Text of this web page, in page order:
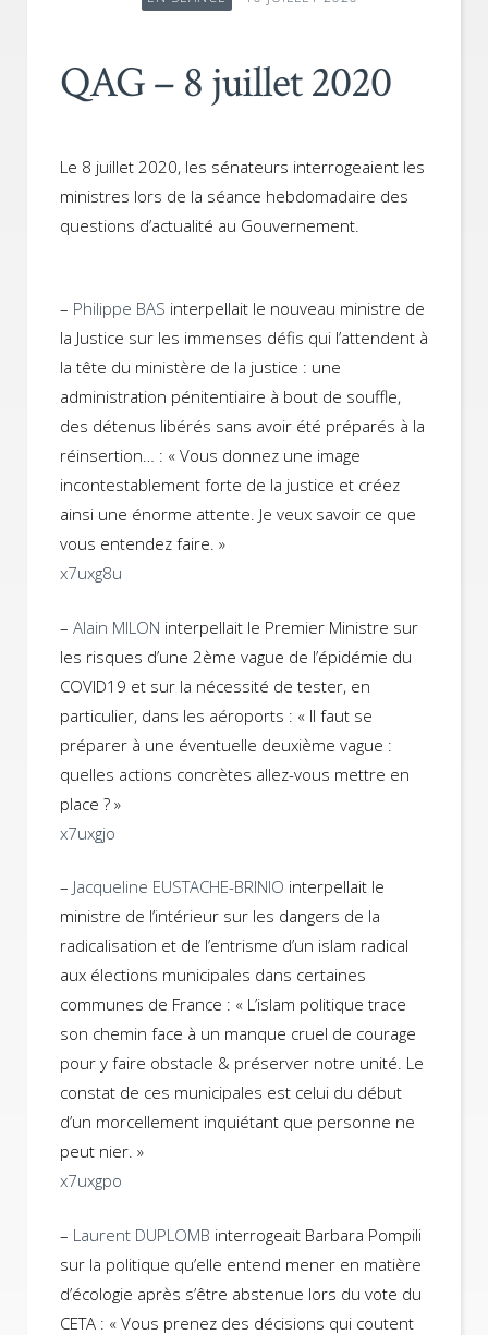
QAG – 8 juillet 2020
Le 8 juillet 2020, les sénateurs interrogeaient les
ministres lors de la séance hebdomadaire des
questions d’actualité au Gouvernement.
– Philippe BAS interpellait le nouveau ministre de
la Justice sur les immenses défis qui l’attendent à
la tête du ministère de la justice : une
administration pénitentiaire à bout de souffle,
des détenus libérés sans avoir été préparés à la
réinsertion… : « Vous donnez une image
incontestablement forte de la justice et créez
ainsi une énorme attente. Je veux savoir ce que
vous entendez faire. »
x7uxg8u
– Alain MILON interpellait le Premier Ministre sur
les risques d’une 2ème vague de l’épidémie du
COVID19 et sur la nécessité de tester, en
particulier, dans les aéroports : « Il faut se
préparer à une éventuelle deuxième vague :
quelles actions concrètes allez-vous mettre en
place ? »
x7uxgjo
– Jacqueline EUSTACHE-BRINIO interpellait le
ministre de l’intérieur sur les dangers de la
radicalisation et de l’entrisme d’un islam radical
aux élections municipales dans certaines
communes de France : « L’islam politique trace
son chemin face à un manque cruel de courage
pour y faire obstacle & préserver notre unité. Le
constat de ces municipales est celui du début
d’un morcellement inquiétant que personne ne
peut nier. »
x7uxgpo
– Laurent DUPLOMB interrogeait Barbara Pompili
sur la politique qu’elle entend mener en matière
d’écologie après s’être abstenue lors du vote du
CETA : « Vous prenez des décisions qui coutent